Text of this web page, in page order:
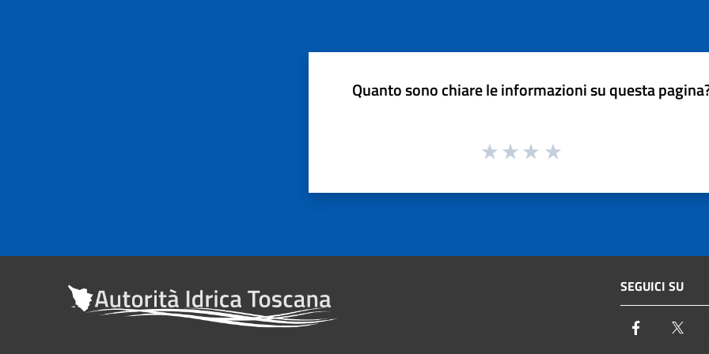
Quanto sono chiare le informazioni su questa
SEGUICI SU
Facebook